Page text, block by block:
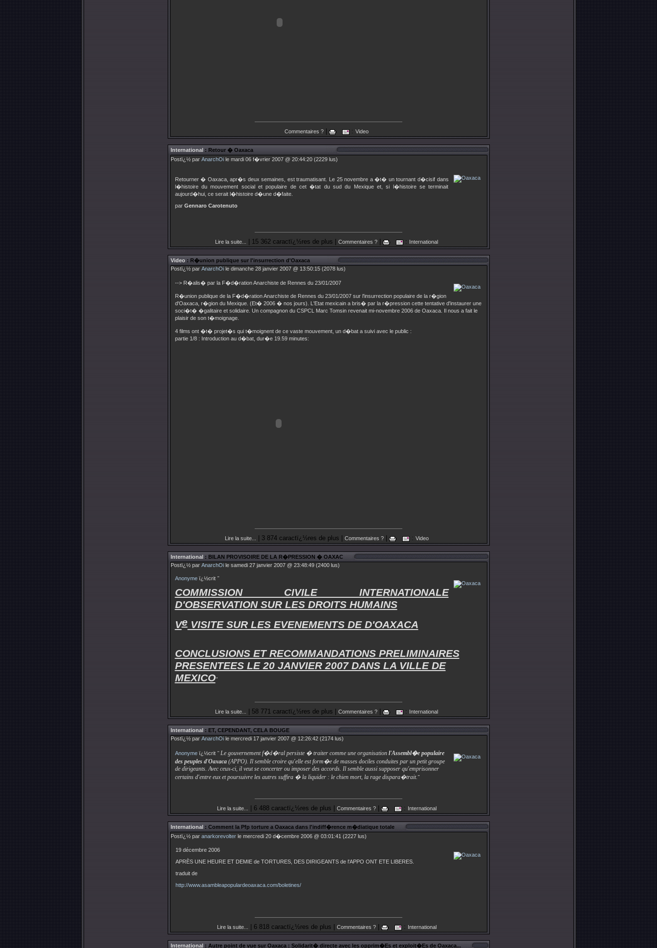
Commentaires ? : Video
International: Retour � Oaxaca
Postï¿½ par AnarchOile mardi 06 f�vrier 2007 @ 20:44:20 (2229 lus)
Retourner � Oaxaca, apr�s deux semaines, est traumatisant. Le 25 novembre a �t� un tournant d�cisif dans
l�histoire du mouvement social et populaire de cet �tat du sud du Mexique et, si l�histoire se terminait
aujourd�hui, ce serait l�histoire d�une d�faite.
par Gennaro Carotenuto
Lire la suite... | 15 362 caractï¿½res de plus | Commentaires ? : International
Video: R�union publique sur l'insurrection d'Oaxaca
Postï¿½ par AnarchOile dimanche 28 janvier 2007 @ 13:50:15 (2078 lus)
--> R�alis� par la F�d�ration Anarchiste de Rennes du 23/01/2007
R�union publique de la F�d�ration Anarchiste de Rennes du 23/01/2007 sur l'insurrection populaire de la r�gion
d'Oaxaca, r�gion du Mexique. (Et� 2006 � nos jours). L'Etat mexicain a bris� par la r�pression cette tentative d'instaurer une
soci�t� �galitaire et solidaire. Un compagnon du CSPCL Marc Tomsin revenait mi-novembre 2006 de Oaxaca. Il nous a fait le
plaisir de son t�moignage.
4 films ont �t� projet�s qui t�moignent de ce vaste mouvement, un d�bat a suivi avec le public :
partie 1/8 : Introduction au d�bat, dur�e 19.59 minutes:
Lire la suite... | 3 874 caractï¿½res de plus | Commentaires ?| : Video
International: BILAN PROVISOIRE DE LA R�PRESSION � OAXAC
Postï¿½ par AnarchOile samedi 27 janvier 2007 @ 23:48:49 (2400 lus)
Anonymeï¿½crit "
COMMISSION CIVILE INTERNATIONALE
D'OBSERVATION SUR LES DROITS HUMAINS
VeVISITE SUR LES EVENEMENTS DE D'OAXACA
CONCLUSIONS ET RECOMMANDATIONS PRELIMINAIRES
PRESENTEES LE 20 JANVIER 2007 DANS LA VILLE DE
MEXICO"
Lire la suite... | 58 771 caractï¿½res de plus | Commentaires ? : International
International: ET, CEPENDANT, CELA BOUGE
Postï¿½ par AnarchOile mercredi 17 janvier 2007 @ 12:26:42 (2174 lus)
Anonymeï¿½crit "Le gouvernement f�d�ral persiste � traiter comme une organisation l'Assembl�e populaire
des peuples d'Oaxaca (APPO). Il semble croire qu'elle est form�e de masses dociles conduites par un petit groupe
de dirigeants. Avec ceux-ci, il veut se concerter ou imposer des accords. Il semble aussi supposer qu'emprisonner
certains d'entre eux et poursuivre les autres suffira � la liquider : le chien mort, la rage dispara�trait."
Lire la suite... | 6 488 caractï¿½res de plus | Commentaires ?| : International
International: Comment la Pfp torture a Oaxaca dans l'indiff�rence m�diatique totale
Postï¿½ par anarkorevolterle mercredi 20 d�cembre 2006 @ 03:01:41 (2227 lus)
19 décembre 2006
APRÈS UNE HEURE ET DEMIE de TORTURES, DES DIRIGEANTS de l'APPO ONT ETE LIBERES.
traduit de
http://www.asambleapopulardeoaxaca.com/boletines/
Lire la suite... | 6 818 caractï¿½res de plus | Commentaires ?| : International
International: Autre point de vue sur Oaxaca : Solidarit� directe avec les opprim�Es et exploit�Es de Oaxaca...